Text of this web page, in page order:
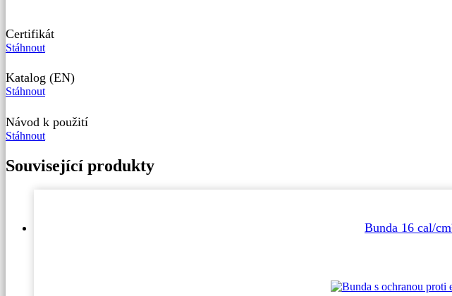
Certifikát
Stáhnout
Katalog (EN)
Stáhnout
Návod k použití
Stáhnout
Související produkty
Bunda 16 cal/